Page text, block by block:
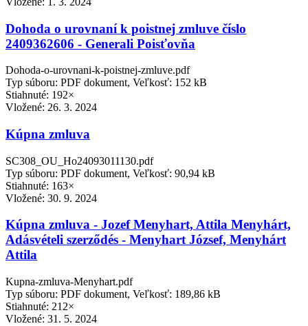
Dohoda o urovnaní k poistnej zmluve číslo
2409362606 - Generali Poisťovňa
Dohoda-o-urovnani-k-poistnej-zmluve.pdf
Typ súboru: PDF dokument, Veľkosť: 152 kB
Stiahnuté: 192×
Vložené: 26. 3. 2024
Kúpna zmluva
SC308_OU_Ho24093011130.pdf
Typ súboru: PDF dokument, Veľkosť: 90,94 kB
Stiahnuté: 163×
Vložené: 30. 9. 2024
Kúpna zmluva - Jozef Menyhart, Attila Menyhárt,
Adásvételi szerződés - Menyhart József, Menyhárt
Attila
Kupna-zmluva-Menyhart.pdf
Typ súboru: PDF dokument, Veľkosť: 189,86 kB
Stiahnuté: 212×
Vložené: 31. 5. 2024